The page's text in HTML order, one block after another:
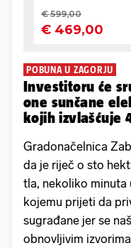
POBUNA U ZAGORJU
Investitoru će
one sunčane
kojih izvlašćuje
Gradonačelnica
da je riječ o sto
tla, nekoliko minuta
kojemu prijeti da
sugrađane jer se
obnovljivim